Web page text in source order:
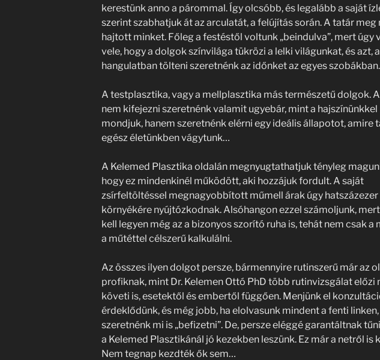
kerestünk anno a párommal. Így olcsóbb, és legalább a saját
szerint szabhatjuk át az arculatát, a felújítás során. A tatár meg
hajtott minket. Főleg a festéstől voltunk „beindulva”, mert úgy
vele, hogy a dolgok színvilága tükrözi a lelki világunkat, és azt,
hangulatban tölteni szeretnénk az időnket az egyes szobákban.
A testplasztika, vagy a mellplasztika más természetű dolgok.
nem kifejezni szeretnénk valamit ugyebár, mint a hajszínünkkel
mondjuk, hanem szeretnénk elérni egy ideális állapotot, amire
egész életünkben vágytunk…
A Kelemed Plasztika oldalán megnyugtathatjuk tényleg
hogy ez mindenkinél működött, aki hozzájuk fordult. A saját
zsírfeltöltéssel megnagyobbított műmell árak úgy
környékére nyújtózkodnak. Alsóhangon ezzel számoljunk,
kell legyen még az a bizonyos szorító ruha is, tehát nem csak a
a műtéttel célszerű kalkulálni.
Az összes ilyen dolgot persze, bármennyire rutinszerű már az
profiknak, mint Dr. Kelemen Ottó PhD több rutinvizsgálat előzi
követi is, esetektől és embertől függően. Menjünk el
érdeklődünk, és még jobb, ha elolvasunk mindent a fenti linken,
szeretnénk mi is „befizetni”. De, persze eléggé garantáltnak
a Kelemed Plasztikánál jó kezekben leszünk. Ez már a netről is
Nem tegnap kezdték ők sem…